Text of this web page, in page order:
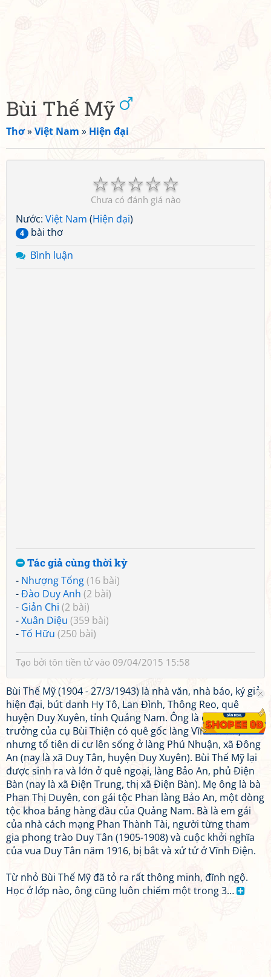
Bùi Thế Mỹ
Thơ»Việt Nam » Hiện đại
☆
☆
☆
☆
☆
Chưa có đánh giá nào
Nước: Việt Nam (Hiện đại)
4
bài thơ
Bình luận
Tác giả cùng thời kỳ
- Nhượng Tống(16 bài)
-Đào Duy Anh (2 bài)
- Giản Chi (2 bài)
-Xuân Diệu (359 bài)
-Tố Hữu (250 bài)
Tạo bởi tôn tiền tửvào 09/04/2015 15:58
Bùi Thế Mỹ (1904 - 27/3/1943) là nhà văn, nhà báo, ký giả
hiện đại, bút danh Hy Tô, Lan Đình, Thông Reo, quê
huyện Duy Xuyên, tỉnh Quảng Nam. Ông là con trai
trưởng của cụ Bùi Thiện có quê gốc làng Vĩnh Trinh,
nhưng tổ tiên di cư lên sống ở làng Phú Nhuận, xã Đông
An (nay là xã Duy Tân, huyện Duy Xuyên). Bùi Thế Mỹ lại
được sinh ra và lớn ở quê ngoại, làng Bảo An, phủ Điện
Bàn (nay là xã Điện Trung, thị xã Điện Bàn). Mẹ ông là bà
Phan Thị Duyên, con gái tộc Phan làng Bảo An, một dòng
tộc khoa bảng hàng đầu của Quảng Nam. Bà là em gái
của nhà cách mạng Phan Thành Tài, người từng tham
gia phong trào Duy Tân (1905-1908) và cuộc khởi nghĩa
của vua Duy Tân năm 1916, bị bắt và xử tử ở Vĩnh Điện.
Từ nhỏ Bùi Thế Mỹ đã tỏ ra rất thông minh, đĩnh ngộ.
Học ở lớp nào, ông cũng luôn chiếm một trong 3…